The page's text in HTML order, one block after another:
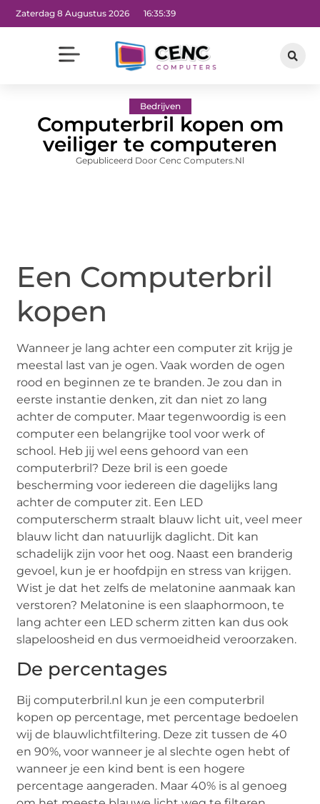
Zaterdag 8 Augustus 2026 16:35:41
Bedrijven
Computerbril kopen om
veiliger te computeren
Gepubliceerd Door Cenc Computers.nl
Een Computerbril
kopen
Wanneer je lang achter een computer zit krijg je
meestal last van je ogen. Vaak worden de ogen
rood en beginnen ze te branden. Je zou dan in
eerste instantie denken, zit dan niet zo lang
achter de computer. Maar tegenwoordig is een
computer een belangrijke tool voor werk of
school. Heb jij wel eens gehoord van een
computerbril? Deze bril is een goede
bescherming voor iedereen die dagelijks lang
achter de computer zit. Een LED
computerscherm straalt blauw licht uit, veel meer
blauw licht dan natuurlijk daglicht. Dit kan
schadelijk zijn voor het oog. Naast een branderig
gevoel, kun je er hoofdpijn en stress van krijgen.
Wist je dat het zelfs de melatonine aanmaak kan
verstoren? Melatonine is een slaaphormoon, te
lang achter een LED scherm zitten kan dus ook
slapeloosheid en dus vermoeidheid veroorzaken.
De percentages
Bij computerbril.nl kun je een computerbril
kopen op percentage, met percentage bedoelen
wij de blauwlichtfiltering. Deze zit tussen de 40
en 90%, voor wanneer je al slechte ogen hebt of
wanneer je een kind bent is een hogere
percentage aangeraden. Maar 40% is al genoeg